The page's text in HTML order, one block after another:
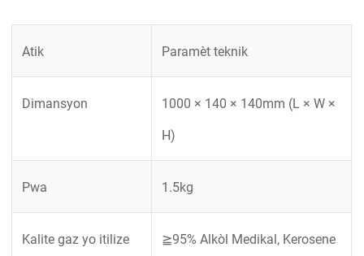
Atik Paramèt teknik
Dimansyon 1000 × 140 × 140mm (L × W ×
H)
Pwa 1.5kg
Kalite gaz yo itilize ≧95% Alkòl Medikal, Kerosene